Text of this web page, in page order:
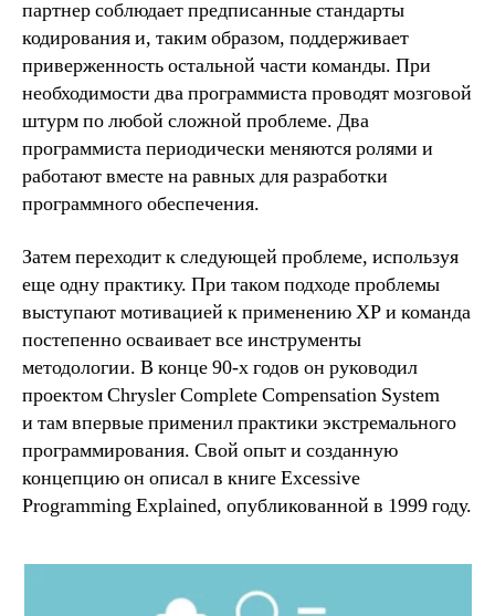
партнер соблюдает предписанные стандарты
кодирования и, таким образом, поддерживает
приверженность остальной части команды. При
необходимости два программиста проводят мозговой
штурм по любой сложной проблеме. Два
программиста периодически меняются ролями и
работают вместе на равных для разработки
программного обеспечения.
Затем переходит к следующей проблеме, используя
еще одну практику. При таком подходе проблемы
выступают мотивацией к применению XP и команда
постепенно осваивает все инструменты
методологии. В конце 90-х годов он руководил
проектом Chrysler Complete Compensation System
и там впервые применил практики экстремального
программирования. Свой опыт и созданную
концепцию он описал в книге Excessive
Programming Explained, опубликованной в 1999 году.